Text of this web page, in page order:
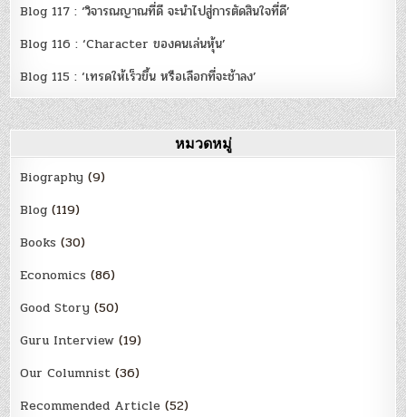
Blog 117 : ‘วิจารณญาณที่ดี จะนำไปสู่การตัดสินใจที่ดี’
Blog 116 : ‘Character ของคนเล่นหุ้น’
Blog 115 : ‘เทรดให้เร็วขึ้น หรือเลือกที่จะช้าลง’
หมวดหมู่
Biography (9)
Blog (119)
Books (30)
Economics (86)
Good Story (50)
Guru Interview (19)
Our Columnist (36)
Recommended Article (52)